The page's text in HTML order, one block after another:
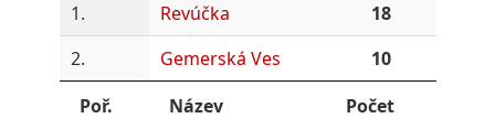
1.
Revúčka
18
2.
Gemerská Ves
10
Poř.
Název Počet